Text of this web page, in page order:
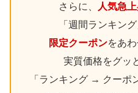
さらに、
人気急
「週間ランキン
限定クーポンをあ
実質価格をグッ
「ランキング → クーポ